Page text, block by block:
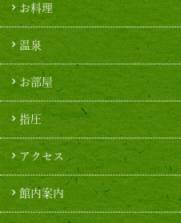
お料理
温泉
お部屋
指圧
アクセス
館内案内